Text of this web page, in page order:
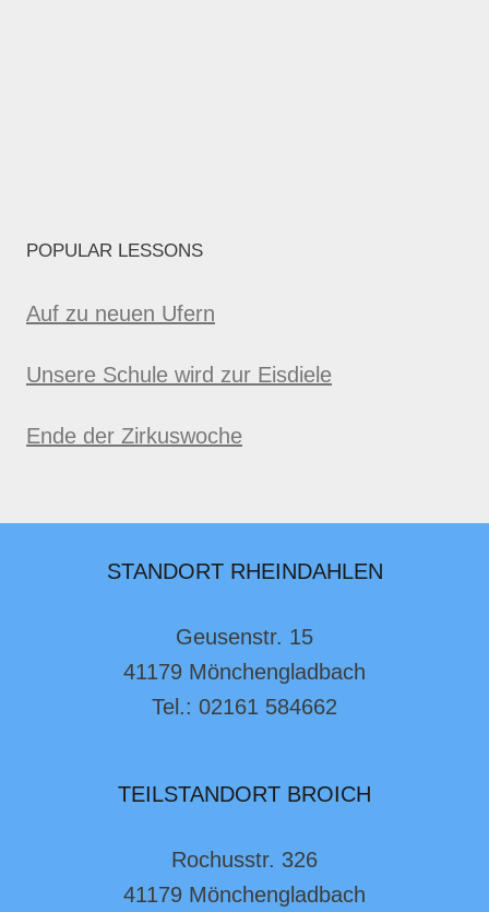
POPULAR LESSONS
Auf zu neuen Ufern
Unsere Schule wird zur Eisdiele
Ende der Zirkuswoche
STANDORT RHEINDAHLEN
Geusenstr. 15
41179 Mönchengladbach
Tel.: 02161 584662
TEILSTANDORT BROICH
Rochusstr. 326
41179 Mönchengladbach